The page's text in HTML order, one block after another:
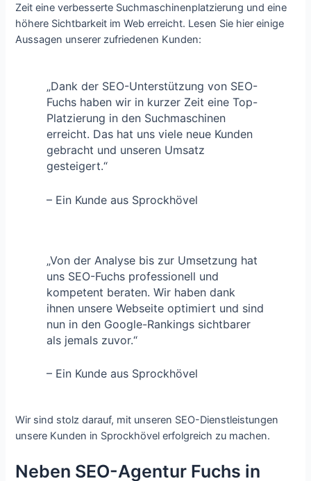
Zeit eine verbesserte Suchmaschinenplatzierung und eine
höhere Sichtbarkeit im Web erreicht. Lesen Sie hier einige
Aussagen unserer zufriedenen Kunden:
„Dank der SEO-Unterstützung von SEO-
Fuchs haben wir in kurzer Zeit eine Top-
Platzierung in den Suchmaschinen
erreicht. Das hat uns viele neue Kunden
gebracht und unseren Umsatz
gesteigert.“
– Ein Kunde aus Sprockhövel
„Von der Analyse bis zur Umsetzung hat
uns SEO-Fuchs professionell und
kompetent beraten. Wir haben dank
ihnen unsere Webseite optimiert und sind
nun in den Google-Rankings sichtbarer
als jemals zuvor.“
– Ein Kunde aus Sprockhövel
Wir sind stolz darauf, mit unseren SEO-Dienstleistungen
unsere Kunden in Sprockhövel erfolgreich zu machen.
Neben SEO-Agentur Fuchs in